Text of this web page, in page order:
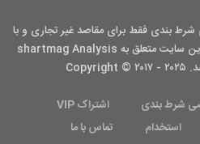
شرط بندی فقط برای مقاصد غیر تجاری و با
ذکر منبع بلامانع است. کليه حقوق اين سايت متعلق به shartmag Analysis
شرط بندی
اشتراک VIP
استخدام
تماس با ما